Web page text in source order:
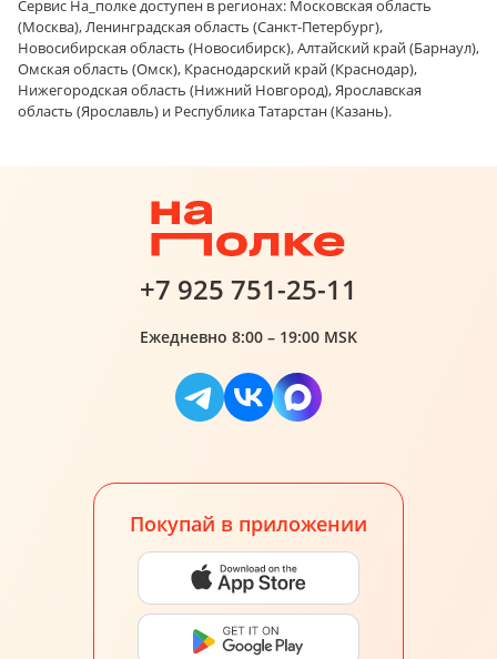
Сервис На_полке доступен в регионах: Московская область
(Москва), Ленинградская область (Санкт-Петербург),
Новосибирская область (Новосибирск), Алтайский край (Барнаул),
Омская область (Омск), Краснодарский край (Краснодар),
Нижегородская область (Нижний Новгород), Ярославская
область (Ярославль) и Республика Татарстан (Казань).
+7 925 751-25-11
Ежедневно 8:00 – 19:00 MSK
Покупай в приложении